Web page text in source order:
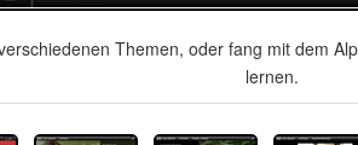
Themen, oder fang mit dem
lernen.